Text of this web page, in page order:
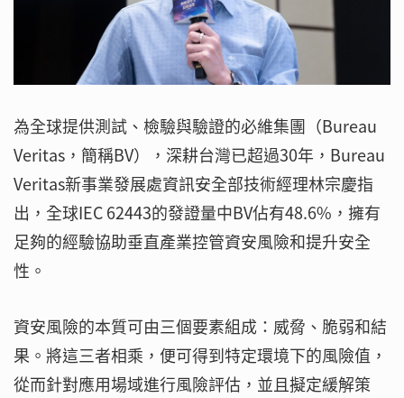
為全球提供測試、檢驗與驗證的必維集團（Bureau
Veritas，簡稱BV），深耕台灣已超過30年，Bureau
Veritas新事業發展處資訊安全部技術經理林宗慶指
出，全球IEC 62443的發證量中BV佔有48.6%，擁有
足夠的經驗協助垂直產業控管資安風險和提升安全
性。
資安風險的本質可由三個要素組成：威脅、脆弱和結
果。將這三者相乘，便可得到特定環境下的風險值，
從而針對應用場域進行風險評估，並且擬定緩解策